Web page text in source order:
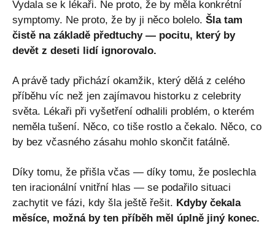
Vydala se k lékaři. Ne proto, že by měla konkrétní
symptomy. Ne proto, že by ji něco bolelo. Šla tam
čistě na základě předtuchy — pocitu, který by
devět z deseti lidí ignorovalo.
A právě tady přichází okamžik, který dělá z celého
příběhu víc než jen zajímavou historku z celebrity
světa. Lékaři při vyšetření odhalili problém, o kterém
neměla tušení. Něco, co tiše rostlo a čekalo. Něco, co
by bez včasného zásahu mohlo skončit fatálně.
Díky tomu, že přišla včas — díky tomu, že poslechla
ten iracionální vnitřní hlas — se podařilo situaci
zachytit ve fázi, kdy šla ještě řešit. Kdyby čekala
měsíce, možná by ten příběh měl úplně jiný konec.